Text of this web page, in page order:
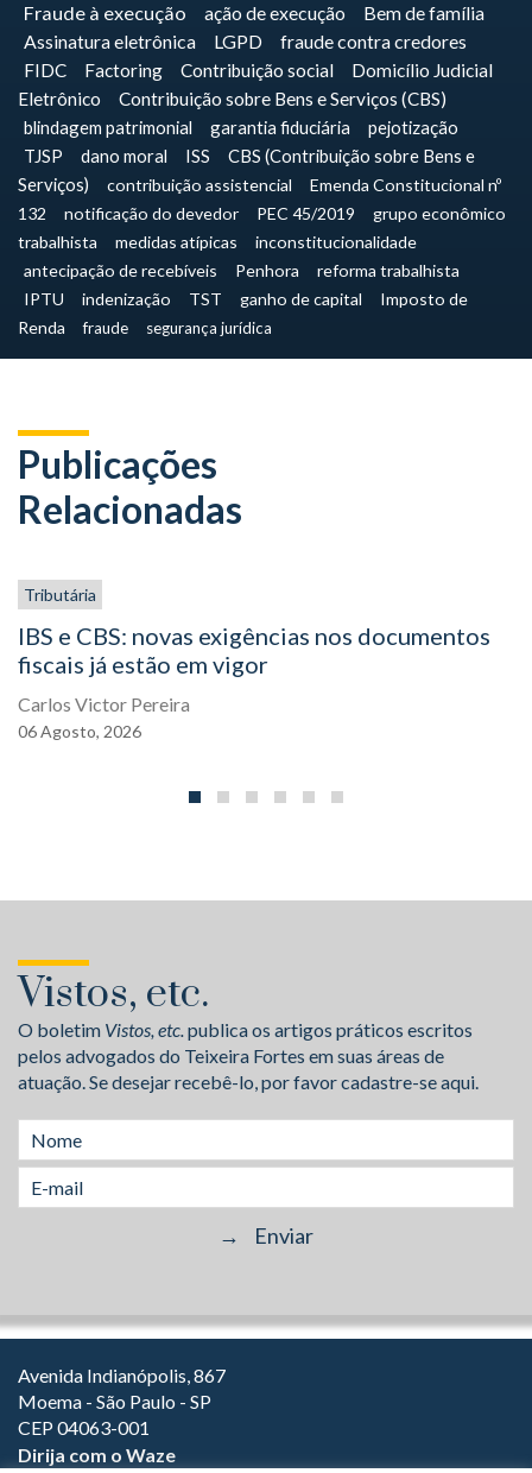
Fraude à execução
ação de execução
Bem de família
Assinatura eletrônica
LGPD fraude contra credores
FIDC Factoring Contribuição social
Domicílio Judicial
Eletrônico
Contribuição sobre Bens e Serviços (CBS)
blindagem patrimonial
garantia fiduciária
pejotização
TJSP
dano moral ISS
CBS (Contribuição sobre Bens e
Serviços)
contribuição assistencial
Emenda Constitucional nº
132
notificação do devedor PEC 45/2019
grupo econômico
trabalhista
medidas atípicas
inconstitucionalidade
antecipação de recebíveis
Penhora
reforma trabalhista
IPTU
indenização TST ganho de capital
Imposto de
Renda
fraude segurança jurídica
Publicações
Relacionadas
Tributária
IBS e CBS: novas exigências nos documentos
fiscais já estão em vigor
Carlos Victor Pereira
06Agosto, 2026
Vistos, etc.
O boletim Vistos, etc.publica os artigos práticos escritos
pelos advogados do Teixeira Fortes em suas áreas de
atuação. Se desejar recebê-lo, por favor cadastre-se aqui.
Avenida Indianópolis, 867
Moema - São Paulo - SP
CEP 04063-001
Dirija com o Waze